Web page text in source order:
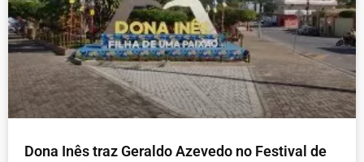
Dona Inês traz Geraldo Azevedo no Festival de